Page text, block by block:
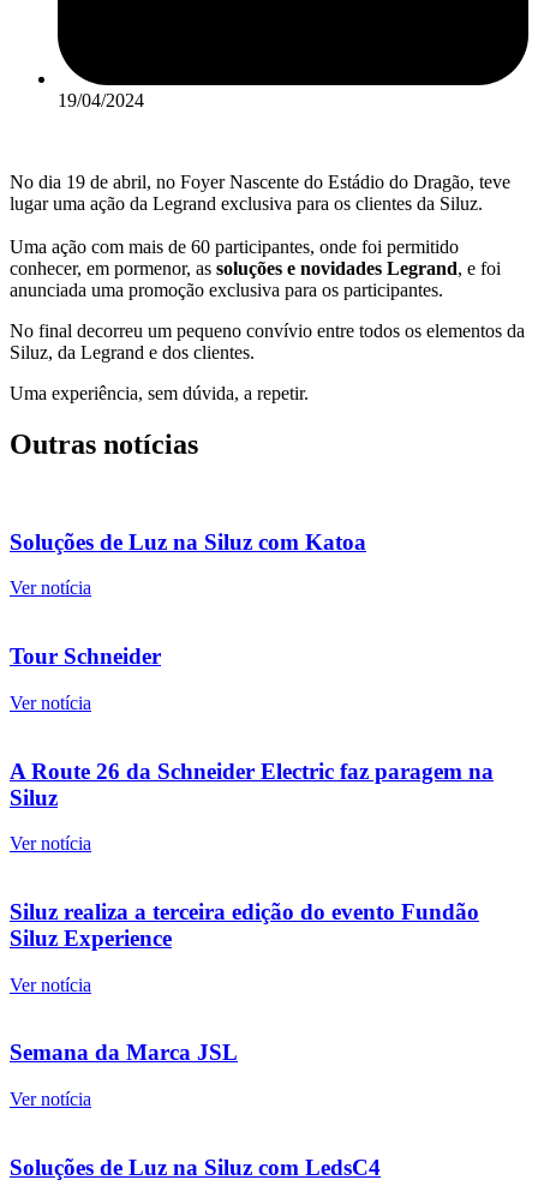
19/04/2024
No dia 19 de abril, no Foyer Nascente do Estádio do Dragão, teve
lugar uma ação da Legrand exclusiva para os clientes da Siluz.
Uma ação com mais de 60 participantes, onde foi permitido
conhecer, em pormenor, as soluções e novidades Legrand, e foi
anunciada uma promoção exclusiva para os participantes.
No final decorreu um pequeno convívio entre todos os elementos da
Siluz, da Legrand e dos clientes.
Uma experiência, sem dúvida, a repetir.
Outras notícias
Soluções de Luz na Siluz com Katoa
Ver notícia
Tour Schneider
Ver notícia
A Route 26 da Schneider Electric faz paragem na
Siluz
Ver notícia
Siluz realiza a terceira edição do evento Fundão
Siluz Experience
Ver notícia
Semana da Marca JSL
Ver notícia
Soluções de Luz na Siluz com LedsC4